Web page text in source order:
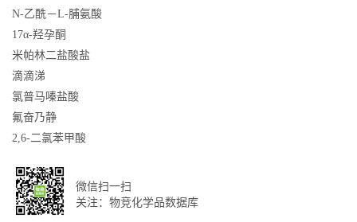
N-乙酰－L-脯氨酸
17α-羟孕酮
米帕林二盐酸盐
滴滴涕
氯普马嗪盐酸
氟奋乃静
2,6-二氯苯甲酸
微信扫一扫
关注：物竞化学品数据库